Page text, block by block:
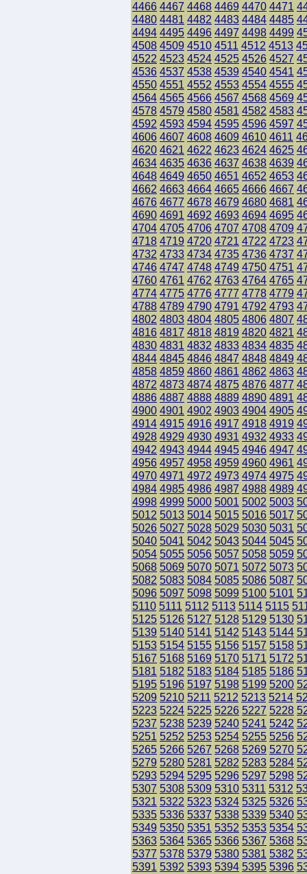
4466 4467 4468 4469 4470 4471
4480 4481 4482 4483 4484 4485
4494 4495 4496 4497 4498 4499
4508 4509 4510 4511 4512 4513
4522 4523 4524 4525 4526 4527
4536 4537 4538 4539 4540 4541
4550 4551 4552 4553 4554 4555
4564 4565 4566 4567 4568 4569
4578 4579 4580 4581 4582 4583
4592 4593 4594 4595 4596 4597
4606 4607 4608 4609 4610 4611
4620 4621 4622 4623 4624 4625
4634 4635 4636 4637 4638 4639
4648 4649 4650 4651 4652 4653
4662 4663 4664 4665 4666 4667
4676 4677 4678 4679 4680 4681
4690 4691 4692 4693 4694 4695
4704 4705 4706 4707 4708 4709
4718 4719 4720 4721 4722 4723
4732 4733 4734 4735 4736 4737
4746 4747 4748 4749 4750 4751
4760 4761 4762 4763 4764 4765
4774 4775 4776 4777 4778 4779
4788 4789 4790 4791 4792 4793
4802 4803 4804 4805 4806 4807
4816 4817 4818 4819 4820 4821
4830 4831 4832 4833 4834 4835
4844 4845 4846 4847 4848 4849
4858 4859 4860 4861 4862 4863
4872 4873 4874 4875 4876 4877
4886 4887 4888 4889 4890 4891
4900 4901 4902 4903 4904 4905
4914 4915 4916 4917 4918 4919
4928 4929 4930 4931 4932 4933
4942 4943 4944 4945 4946 4947
4956 4957 4958 4959 4960 4961
4970 4971 4972 4973 4974 4975
4984 4985 4986 4987 4988 4989
4998 4999 5000 5001 5002 5003
5012 5013 5014 5015 5016 5017
5026 5027 5028 5029 5030 5031
5040 5041 5042 5043 5044 5045
5054 5055 5056 5057 5058 5059
5068 5069 5070 5071 5072 5073
5082 5083 5084 5085 5086 5087
5096 5097 5098 5099 5100 5101
5110 5111 5112 5113 5114 5115
5125 5126 5127 5128 5129 5130
5139 5140 5141 5142 5143 5144
5153 5154 5155 5156 5157 5158
5167 5168 5169 5170 5171 5172
5181 5182 5183 5184 5185 5186
5195 5196 5197 5198 5199 5200
5209 5210 5211 5212 5213 5214
5223 5224 5225 5226 5227 5228
5237 5238 5239 5240 5241 5242
5251 5252 5253 5254 5255 5256
5265 5266 5267 5268 5269 5270
5279 5280 5281 5282 5283 5284
5293 5294 5295 5296 5297 5298
5307 5308 5309 5310 5311 5312
5321 5322 5323 5324 5325 5326
5335 5336 5337 5338 5339 5340
5349 5350 5351 5352 5353 5354
5363 5364 5365 5366 5367 5368
5377 5378 5379 5380 5381 5382
5391 5392 5393 5394 5395 5396